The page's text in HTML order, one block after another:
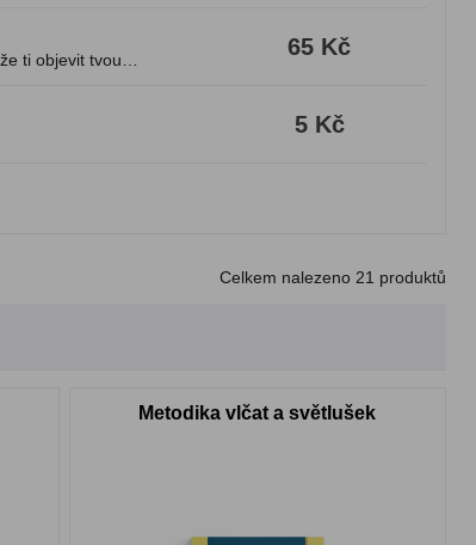
ti objevit tvou
65 Kč
5 Kč
Celkem nalezeno 21 produktů
Metodika vlčat a světlušek